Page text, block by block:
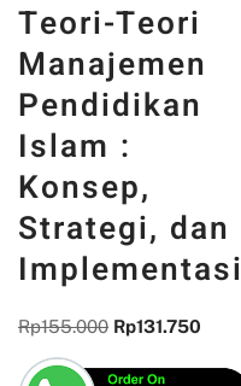
Pemrograman
Dasar : Teori,
Konsep, dan
Praktik
Pemrograman
Rp135.000 Rp114.750